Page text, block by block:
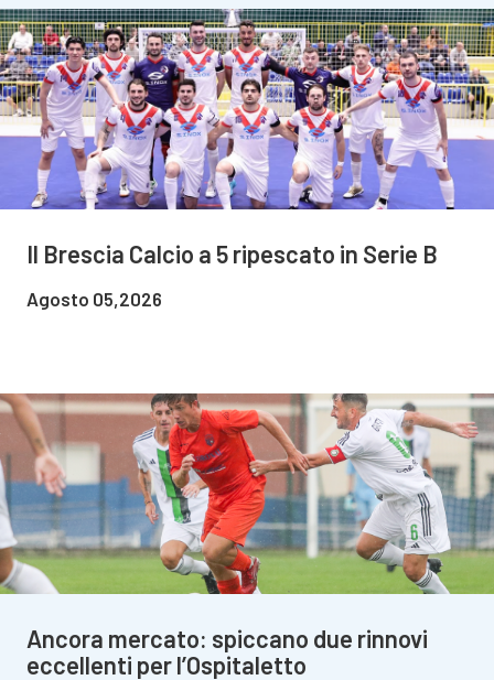
Il Brescia Calcio a 5 ripescato in Serie B
Agosto 05,2026
Ancora mercato: spiccano due rinnovi
eccellenti per l’Ospitaletto